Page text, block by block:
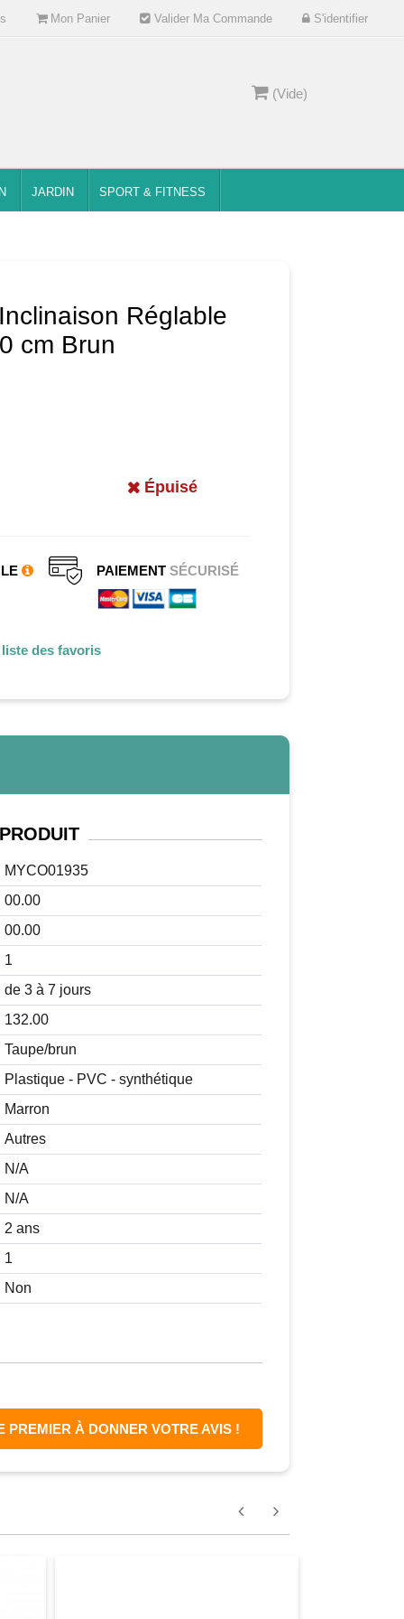
Mon Panier Valider Ma Commande S'identifier
(Vide)
JARDIN SPORT & FITNESS
Réglable
cm Brun
Épuisé
PAIEMENTSÉCURISÉ
des favoris
MYCO01935
00.00
00.00
1
de 3 à 7 jours
132.00
Taupe/brun
Plastique - PVC - synthétique
Marron
Autres
N/A
N/A
2 ans
1
Non
PREMIER À DONNER VOTRE AVIS !